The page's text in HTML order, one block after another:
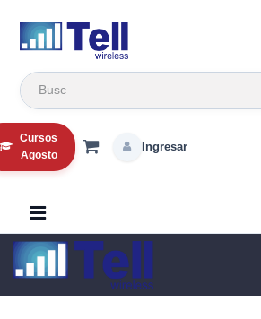
Cursos
Agosto
Ingresar